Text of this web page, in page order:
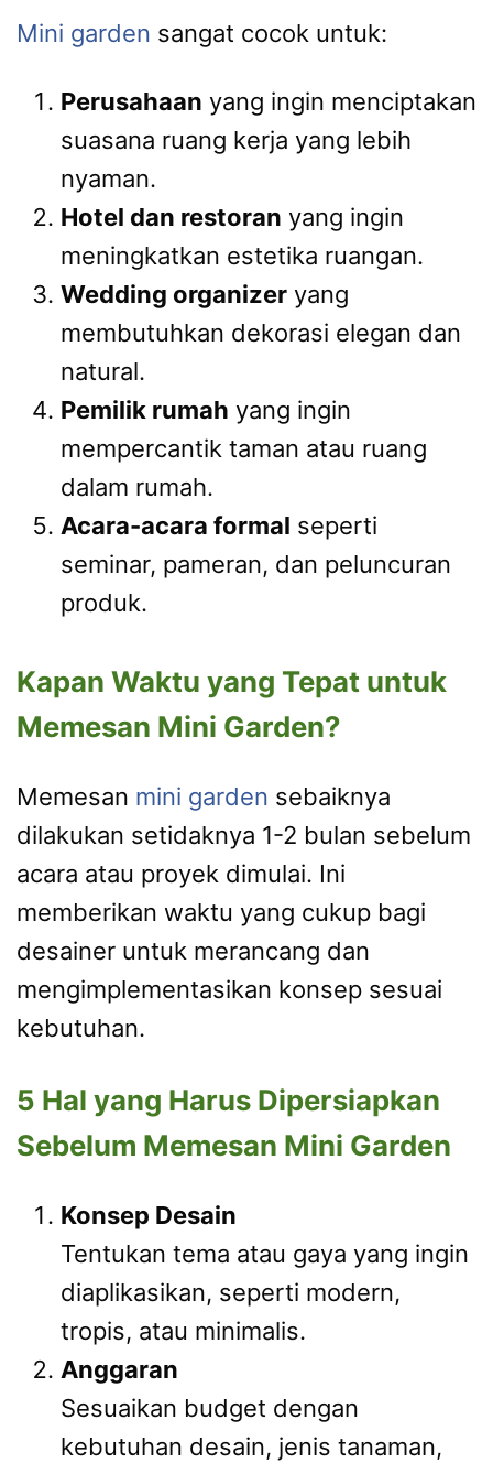
Mini garden sangat cocok untuk:
Perusahaan yang ingin menciptakan
suasana ruang kerja yang lebih
nyaman.
Hotel dan restoran yang ingin
meningkatkan estetika ruangan.
Wedding organizer yang
membutuhkan dekorasi elegan dan
natural.
Pemilik rumah yang ingin
mempercantik taman atau ruang
dalam rumah.
Acara-acara formal seperti
seminar, pameran, dan peluncuran
produk.
Kapan Waktu yang Tepat untuk
Memesan Mini Garden?
Memesan mini garden sebaiknya
dilakukan setidaknya 1-2 bulan sebelum
acara atau proyek dimulai. Ini
memberikan waktu yang cukup bagi
desainer untuk merancang dan
mengimplementasikan konsep sesuai
kebutuhan.
5 Hal yang Harus Dipersiapkan
Sebelum Memesan Mini Garden
Konsep Desain
Tentukan tema atau gaya yang ingin
diaplikasikan, seperti modern,
tropis, atau minimalis.
Anggaran
Sesuaikan budget dengan
kebutuhan desain, jenis tanaman,